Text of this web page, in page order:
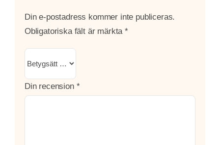
Din e-postadress kommer inte publiceras.
Obligatoriska fält är märkta*
Din recension *